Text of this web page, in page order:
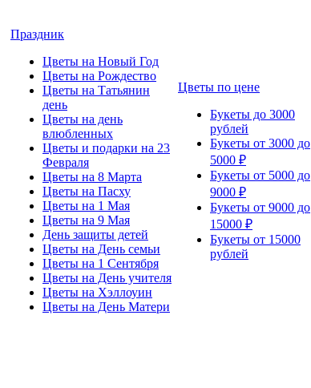
Праздник
Цветы на Новый Год
Цветы на Рождество
Цветы на Татьянин
день
Цветы на день
влюбленных
Цветы и подарки на 23
Февраля
Цветы на 8 Марта
Цветы на Пасху
Цветы на 1 Мая
Цветы на 9 Мая
День защиты детей
Цветы на День семьи
Цветы на 1 Сентября
Цветы на День учителя
Цветы на Хэллоуин
Цветы на День Матери
Цветы по цене
Букеты до 3000
рублей
Букеты от 3000 до
5000 ₽
Букеты от 5000 до
9000 ₽
Букеты от 9000 до
15000 ₽
Букеты от 15000
рублей